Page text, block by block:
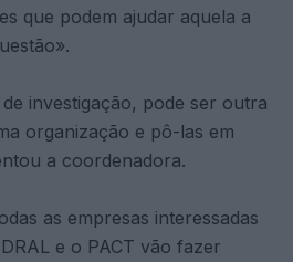
que podem ajudar aquela a
investigação, pode ser outra
organização e pô-las em
a coordenadora.
as empresas interessadas
e o PACT vão fazer